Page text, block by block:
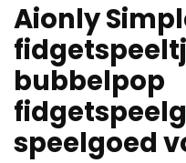
Aionly
bubbelpop
speelgoed